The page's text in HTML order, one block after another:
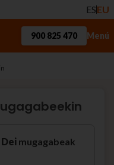
ESEU
900 825 470 Menú
Dei mugagabeak